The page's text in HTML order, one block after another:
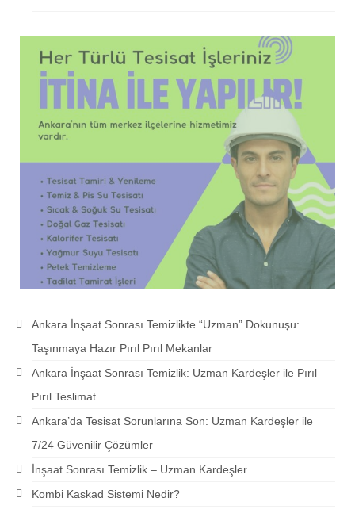
Ankara İnşaat Sonrası Temizlikte “Uzman” Dokunuşu:
Taşınmaya Hazır Pırıl Pırıl Mekanlar
Ankara İnşaat Sonrası Temizlik: Uzman Kardeşler ile Pırıl
Pırıl Teslimat
Ankara’da Tesisat Sorunlarına Son: Uzman Kardeşler ile
7/24 Güvenilir Çözümler
İnşaat Sonrası Temizlik – Uzman Kardeşler
Kombi Kaskad Sistemi Nedir?